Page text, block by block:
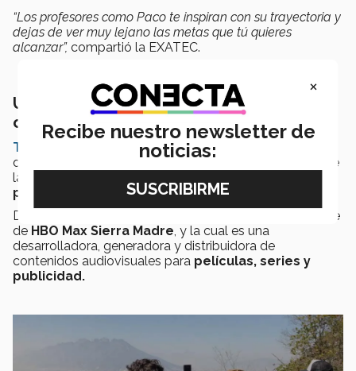
“Los profesores como Paco te inspiran con su trayectoria y
dejas de ver muy lejano las metas que tú quieres
alcanzar”, compartió la EXATEC.
Una iniciativa para producciones
creativas
Tópica Media
es un conglomerado formado por el
docente con el objetivo de juntar varias de las ramas de
la industria del
producción y distribuciónde proyectos creativos.
Dentro de grupo está
, la productora de la serie
de HBO Max Sierra Madre , y la cual es una
desarrolladora, generadora y distribuidora de
contenidos audiovisuales para películas, series y
publicidad.
×
Recibe nuestro newsletter de
noticias: